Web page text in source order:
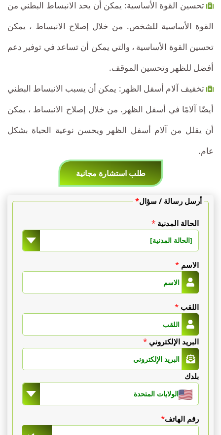
تحسين القوة الأساسية: يمكن أن يحد الانبساط البطني من
القوة الأساسية للشخص. من خلال إصلاح الانبساط ، يمكن
تحسين القوة الأساسية ، والتي يمكن أن تساعد في توفير دعم
أفضل للظهر وتحسين الموقف.
تخفيف آلام أسفل الظهر: يمكن أن يسبب الانبساط البطني
أيضًا آلامًا في أسفل الظهر. من خلال إصلاح الانبساط ، يمكن
أن يقلل من آلام أسفل الظهر ويحسن نوعية الحياة بشكل
عام.
طلب استشارة مجانية
أرسل رسالة / سؤال*
الحالة المدنية*
[الحالة المدنية]
الاسم*
اللقب*
البريد الإلكتروني*
بلدك
الولايات المتحدة
رقم الهاتف*